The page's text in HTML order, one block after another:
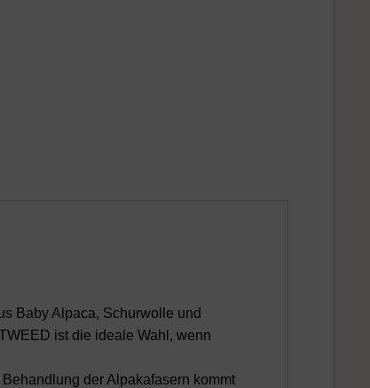
Baby Alpaca, Schurwolle und
ist die ideale Wahl, wenn
der Alpakafasern kommt